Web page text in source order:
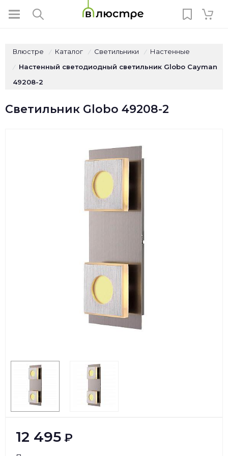
Влюстре / Каталог / Светильники / Настенные
/
Настенный светодиодный светильник Globo Cayman
49208-2
Светильник Globo 49208-2
12 495 ₽